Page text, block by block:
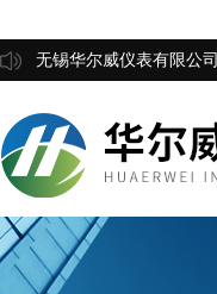
无锡华尔威仪表有限公司